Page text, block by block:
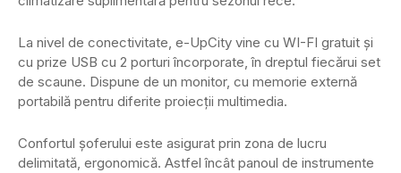
La nivel de conectivitate, e-UpCity vine cu WI-FI gratuit și
cu prize USB cu 2 porturi încorporate, în dreptul fiecărui set
de scaune. Dispune de un monitor, cu memorie externă
portabilă pentru diferite proiecții multimedia.
Confortul șoferului este asigurat prin zona de lucru
delimitată, ergonomică. Astfel încât panoul de instrumente